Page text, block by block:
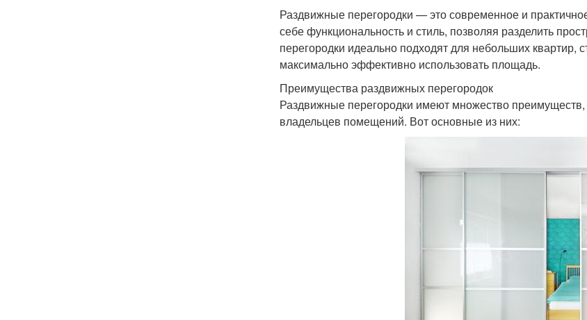
Раздвижные перегородки — это современное и
себе функциональность и стиль, позволяя разделить
перегородки идеально подходят для небольших
максимально эффективно использовать площадь.
Преимущества раздвижных перегородок
Раздвижные перегородки имеют множество
владельцев помещений. Вот основные из них: